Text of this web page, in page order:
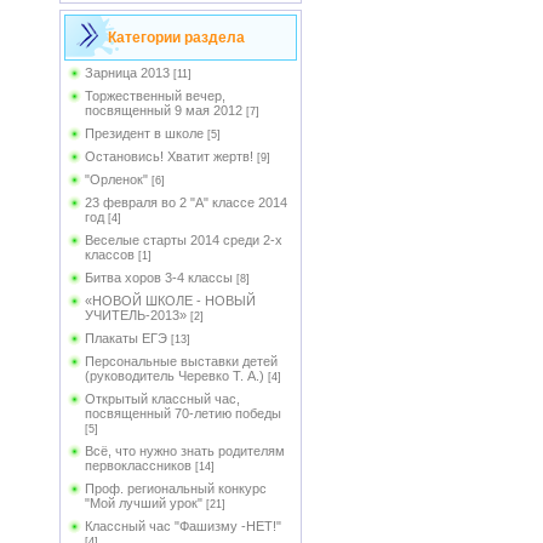
Категории раздела
Зарница 2013 [11]
Торжественный вечер,
посвященный 9 мая 2012 [7]
Президент в школе [5]
Остановись! Хватит жертв! [9]
"Орленок" [6]
23 февраля во 2 "А" классе 2014
год [4]
Веселые старты 2014 среди 2-х
классов [1]
Битва хоров 3-4 классы [8]
«НОВОЙ ШКОЛЕ - НОВЫЙ
УЧИТЕЛЬ-2013» [2]
Плакаты ЕГЭ [13]
Персональные выставки детей
(руководитель Черевко Т. А.) [4]
Открытый классный час,
посвященный 70-летию победы
[5]
Всё, что нужно знать родителям
первоклассников [14]
Проф. региональный конкурс
"Мой лучший урок" [21]
Классный час "Фашизму -НЕТ!"